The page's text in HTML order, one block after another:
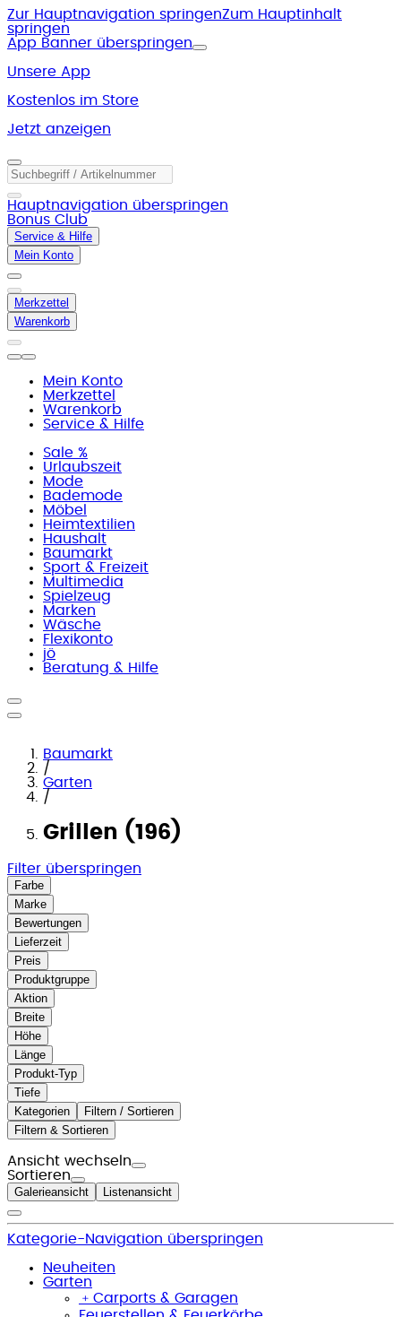
Zur Hauptnavigation springenZum Hauptinhalt
springen
App Banner überspringen
Unsere App
Kostenlos im Store
Jetzt anzeigen
Hauptnavigation überspringen
Bonus Club
Service & Hilfe
Mein Konto
Merkzettel
Warenkorb
Mein Konto
Merkzettel
Warenkorb
Service & Hilfe
Sale %
Urlaubszeit
Mode
Bademode
Möbel
Heimtextilien
Haushalt
Baumarkt
Sport & Freizeit
Multimedia
Spielzeug
Marken
Wäsche
Flexikonto
jö
Beratung & Hilfe
Baumarkt
/
Garten
/
Grillen (196)
Filter überspringen
Farbe
Marke
Bewertungen
Lieferzeit
Preis
Produktgruppe
Aktion
Breite
Höhe
Länge
Produkt-Typ
Tiefe
Kategorien
Filtern / Sortieren
Filtern & Sortieren
Ansicht wechseln
Sortieren
Galerieansicht Listenansicht
Kategorie-Navigation überspringen
Neuheiten
Garten
﹢ Carports & Garagen